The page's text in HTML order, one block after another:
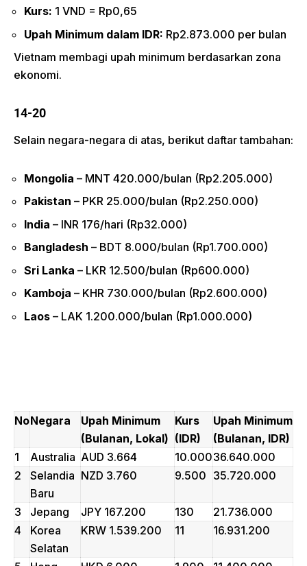
Kurs: 1 VND = Rp0,65
Upah Minimum dalam IDR: Rp2.873.000 per bulan
Vietnam membagi upah minimum berdasarkan zona
ekonomi.
14-20
Selain negara-negara di atas, berikut daftar tambahan:
Mongolia – MNT 420.000/bulan (Rp2.205.000)
Pakistan – PKR 25.000/bulan (Rp2.250.000)
India – INR 176/hari (Rp32.000)
Bangladesh – BDT 8.000/bulan (Rp1.700.000)
Sri Lanka – LKR 12.500/bulan (Rp600.000)
Kamboja – KHR 730.000/bulan (Rp2.600.000)
Laos – LAK 1.200.000/bulan (Rp1.000.000)
NoNegara
Upah Minimum
(Bulanan, Lokal)
Kurs
(IDR)
Upah Minimum
(Bulanan, IDR)
1
Australia AUD 3.664 10.00036.640.000
2
Selandia
Baru
NZD 3.760 9.500 35.720.000
3 Jepang JPY 167.200 130
21.736.000
4
Korea
Selatan
KRW 1.539.200 11 16.931.200